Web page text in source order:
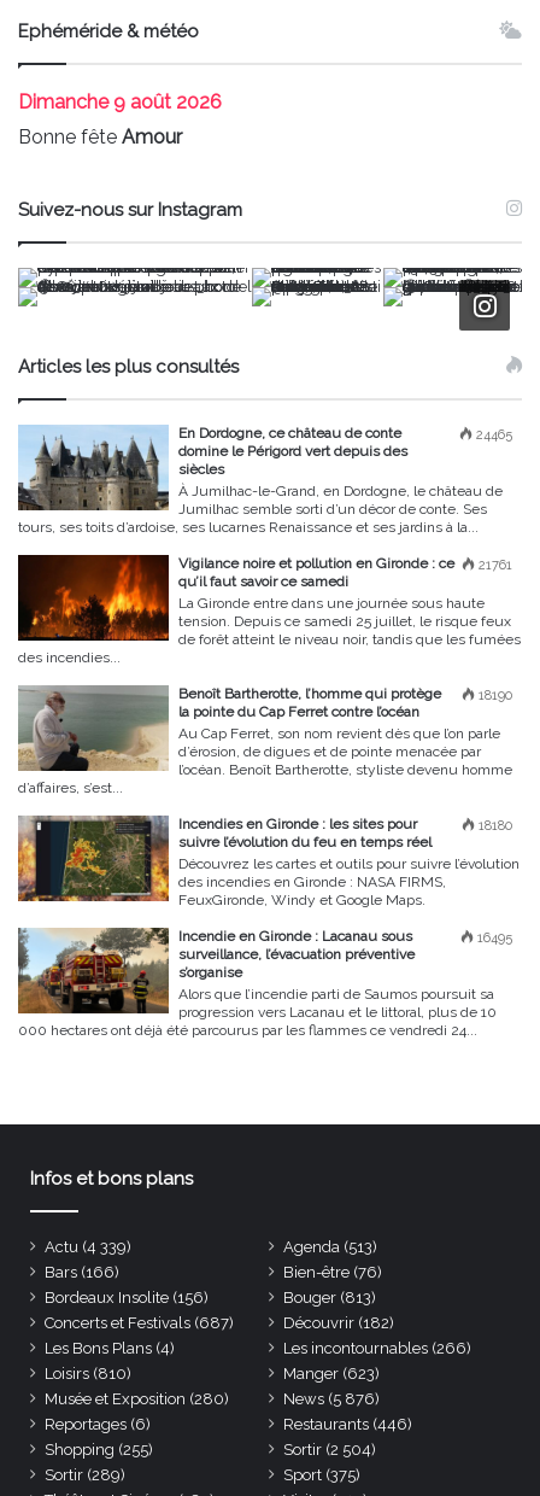
Ephéméride & météo
Dimanche9 août 2026
Bonne fête Amour
Suivez-nous sur Instagram
Articles les plus consultés
24465
En Dordogne, ce château de conte
domine le Périgord vert depuis des
siècles
À Jumilhac-le-Grand, en Dordogne, le château de
Jumilhac semble sorti d’un décor de conte. Ses
tours, ses toits d’ardoise, ses lucarnes Renaissance et ses jardins à la...
21761
Vigilance noire et pollution en Gironde : ce
qu’il faut savoir ce samedi
La Gironde entre dans une journée sous haute
tension. Depuis ce samedi 25 juillet, le risque feux
de forêt atteint le niveau noir, tandis que les fumées
des incendies...
18190
Benoît Bartherotte, l’homme qui protège
la pointe du Cap Ferret contre l’océan
Au Cap Ferret, son nom revient dès que l’on parle
d’érosion, de digues et de pointe menacée par
l’océan. Benoît Bartherotte, styliste devenu homme
d’affaires, s’est...
18180
Incendies en Gironde : les sites pour
suivre l’évolution du feu en temps réel
Découvrez les cartes et outils pour suivre l’évolution
des incendies en Gironde : NASA FIRMS,
FeuxGironde, Windy et Google Maps.
16495
Incendie en Gironde : Lacanau sous
surveillance, l’évacuation préventive
s’organise
Alors que l’incendie parti de Saumos poursuit sa
progression vers Lacanau et le littoral, plus de 10
000 hectares ont déjà été parcourus par les flammes ce vendredi 24...
Infos et bons plans
Actu (4 339) Agenda (513)
Bars (166) Bien-être (76)
Bordeaux Insolite (156) Bouger (813)
Concerts et Festivals (687) Découvrir (182)
Les Bons Plans (4) Les incontournables (266)
Loisirs (810) Manger (623)
Musée et Exposition (280) News (5 876)
Reportages (6) Restaurants (446)
Shopping (255) Sortir (2 504)
Sortir (289) Sport (375)